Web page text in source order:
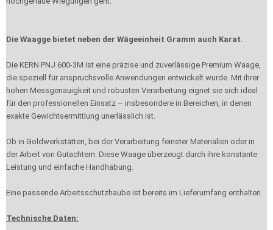
Die Waagge bietet neben der Wägeeinheit Gramm auch Karat
Die KERN PNJ 600-3M ist eine präzise und zuverlässige Premium Waage,
die speziell für anspruchsvolle Anwendungen entwickelt wurde. Mit ihrer
hohen Messgenauigkeit und robusten Verarbeitung eignet sie sich ideal
für den professionellen Einsatz – insbesondere in Bereichen, in denen
exakte Gewichtsermittlung unerlässlich ist.
Ob in Goldwerkstätten, bei der Verarbeitung feinster Materialien oder in
der Arbeit von Gutachtern: Diese Waage überzeugt durch ihre konstante
Leistung und einfache Handhabung.
Eine passende Arbeitsschutzhaube ist bereits im Lieferumfang enthalten.
Technische Daten: